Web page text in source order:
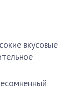
вкусовые